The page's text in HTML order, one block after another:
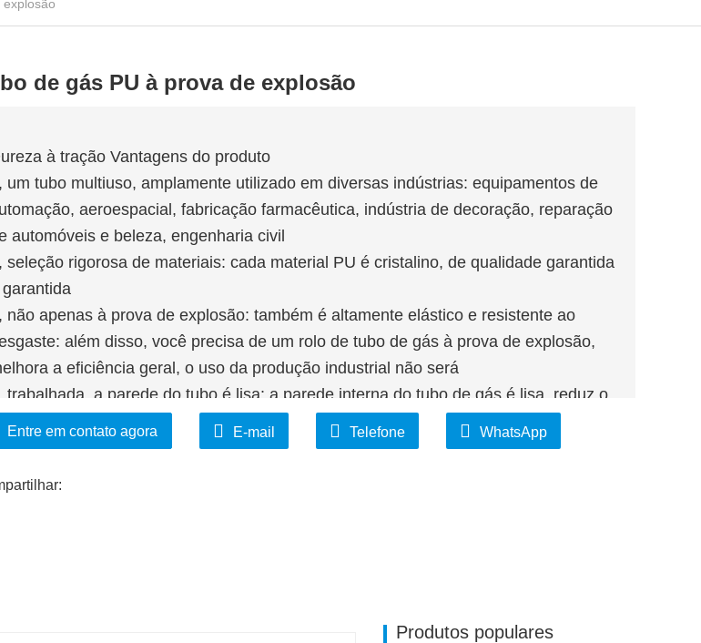
explosão
de gás PU à prova de explosão
à tração Vantagens do produto
um tubo multiuso, amplamente utilizado em diversas indústrias: equipamentos de
aeroespacial, fabricação farmacêutica, indústria de decoração, reparação
automóveis e beleza, engenharia civil
seleção rigorosa de materiais: cada material PU é cristalino, de qualidade garantida
não apenas à prova de explosão: também é altamente elástico e resistente ao
além disso, você precisa de um rolo de tubo de gás à prova de explosão,
a eficiência geral, o uso da produção industrial não será
trabalhada, a parede do tubo é lisa: a parede interna do tubo de gás é lisa, reduz o
médio através de suave, com excelente resistência ao impacto, resistência à
bom desempenho de segurança
Entre em contato agora E-mail Telefone WhatsApp
Produtos populares